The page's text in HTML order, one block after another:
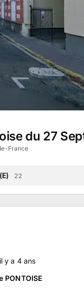
du 27
France
22
y a 4 ans